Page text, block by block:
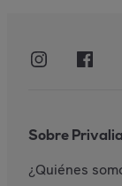
Sobre Privalia
¿Quiénes